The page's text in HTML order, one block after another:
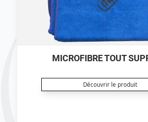
MICROFIBRE TOUT
Découvrir le produit